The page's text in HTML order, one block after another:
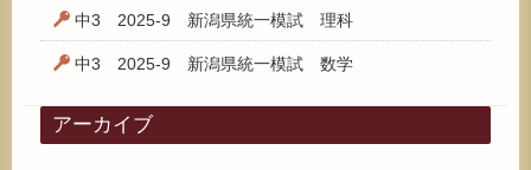
中3 2025-9 新潟県統一模試 理科
中3 2025-9 新潟県統一模試 数学
アーカイブ